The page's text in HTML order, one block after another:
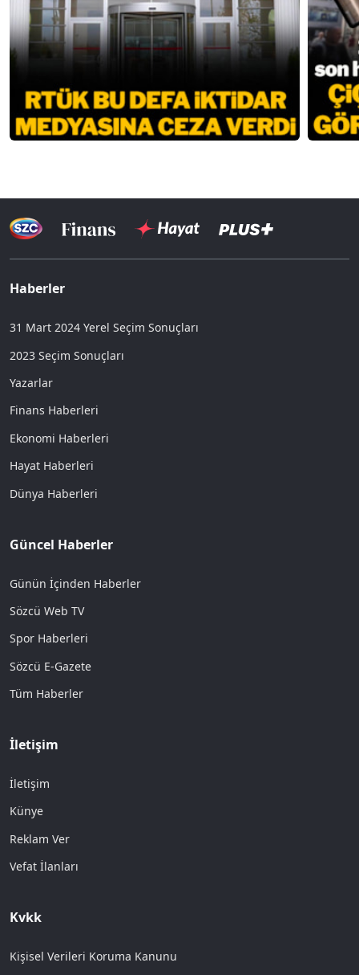
Haberler
31 Mart 2024 Yerel Seçim Sonuçları
2023 Seçim Sonuçları
Yazarlar
Finans Haberleri
Ekonomi Haberleri
Hayat Haberleri
Dünya Haberleri
Güncel Haberler
Günün İçinden Haberler
Sözcü Web TV
Spor Haberleri
Sözcü E-Gazete
Tüm Haberler
İletişim
İletişim
Künye
Reklam Ver
Vefat İlanları
Kvkk
Kişisel Verileri Koruma Kanunu